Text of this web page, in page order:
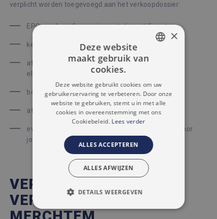
verplicht worden toegevoegd aan het verkoopdossier:
EPC verslag of energieprestatiecertificaat
keuringsattest van de waterafvoer en riolering
attest van de keuring van de
elektriciteitsvoorzieningen
bodemattest
attest over het overstromingsrisico
eventuele andere verslagen die specifiek zijn voor
jouw appartement
VERKOPEN MET
VERTROUWEN IN
×
Deze website
maakt gebruik van
cookies.
Deze website gebruikt cookies om uw
gebruikerservaring te verbeteren. Door onze
website te gebruiken, stemt u in met alle
cookies in overeenstemming met ons
Cookiebeleid. Lees verder
ALLES ACCEPTEREN
ALLES AFWIJZEN
DETAILS WEERGEVEN
STRIKT NOODZAKELIJK